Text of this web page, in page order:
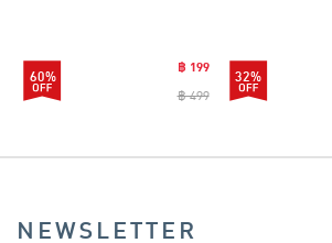
60%
฿ 199
฿ 499
32%
NEWSLETTER